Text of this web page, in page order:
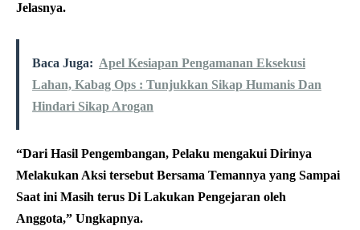
Jelasnya.
Baca Juga: Apel Kesiapan Pengamanan Eksekusi
Lahan, Kabag Ops : Tunjukkan Sikap Humanis Dan
Hindari Sikap Arogan
“Dari Hasil Pengembangan, Pelaku mengakui Dirinya
Melakukan Aksi tersebut Bersama Temannya yang Sampai
Saat ini Masih terus Di Lakukan Pengejaran oleh
Anggota,” Ungkapnya.